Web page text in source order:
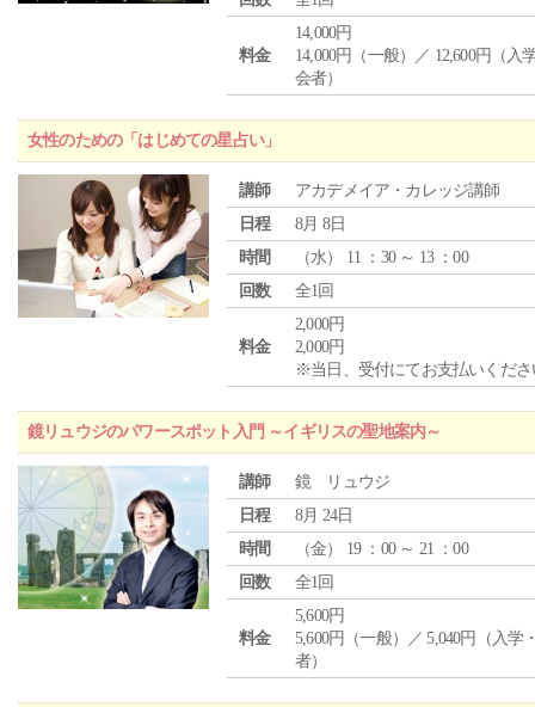
料金
14,000円
14,000円（一般）／ 12,600円（入
会者）
女性のための「はじめての星占い」
講師
アカデメイア・カレッジ講師
日程
8月 8日
時間
（水） 11 ：30 ～ 13 ：00
回数
全1回
料金
2,000円
2,000円
※当日、受付にてお支払いくださ
鏡リュウジのパワースポット入門 ～イギリスの聖地案内～
講師
鏡 リュウジ
日程
8月 24日
時間
（金） 19 ：00 ～ 21 ：00
回数
全1回
料金
5,600円
5,600円（一般）／ 5,040円（入学
者）